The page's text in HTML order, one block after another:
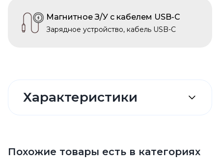
Магнитное З/У с кабелем USB-C
Зарядное устройство, кабель USB-C
Характеристики
Похожие товары есть в категориях